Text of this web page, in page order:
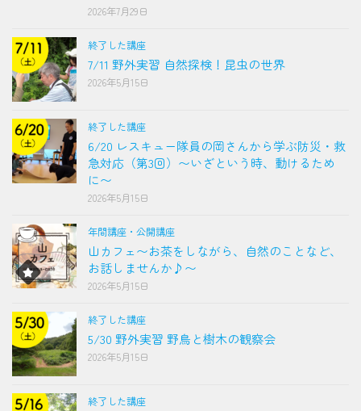
2026年7月29日
終了した講座
7/11 野外実習 自然探検！昆虫の世界
2026年5月15日
終了した講座
6/20 レスキュー隊員の岡さんから学ぶ防災・救
急対応（第3回）〜いざという時、動けるため
に〜
2026年5月15日
年間講座・公開講座
山カフェ〜お茶をしながら、自然のことなど、
お話しませんか♪〜
2026年5月15日
終了した講座
5/30 野外実習 野鳥と樹木の観察会
2026年5月15日
終了した講座